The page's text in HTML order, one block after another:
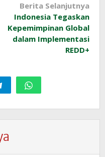
Berita Selanjutnya
Indonesia Tegaskan
Kepemimpinan Global
dalam Implementasi
REDD+